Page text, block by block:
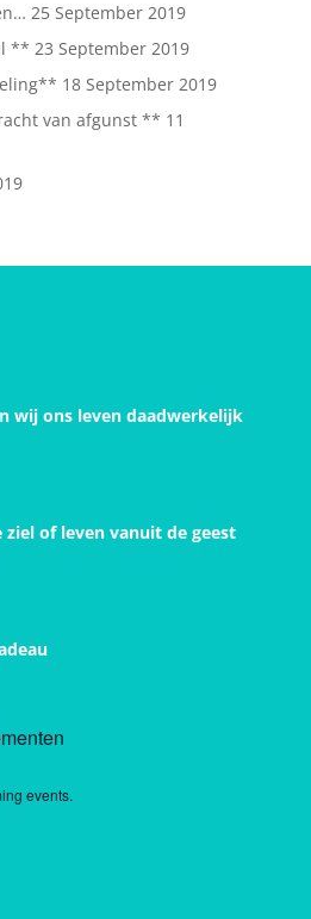
25 September 2019
** 23 September 2019
18 September 2019
van afgunst ** 11
wij ons leven daadwerkelijk
of leven vanuit de geest
events.